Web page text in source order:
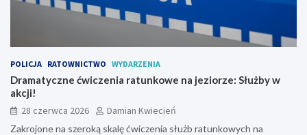
POLICJA RATOWNICTWO WYDARZENIA
Dramatyczne ćwiczenia ratunkowe na jeziorze: Służby w
akcji!
28 czerwca 2026
Damian Kwiecień
Zakrojone na szeroką skalę ćwiczenia służb ratunkowych na